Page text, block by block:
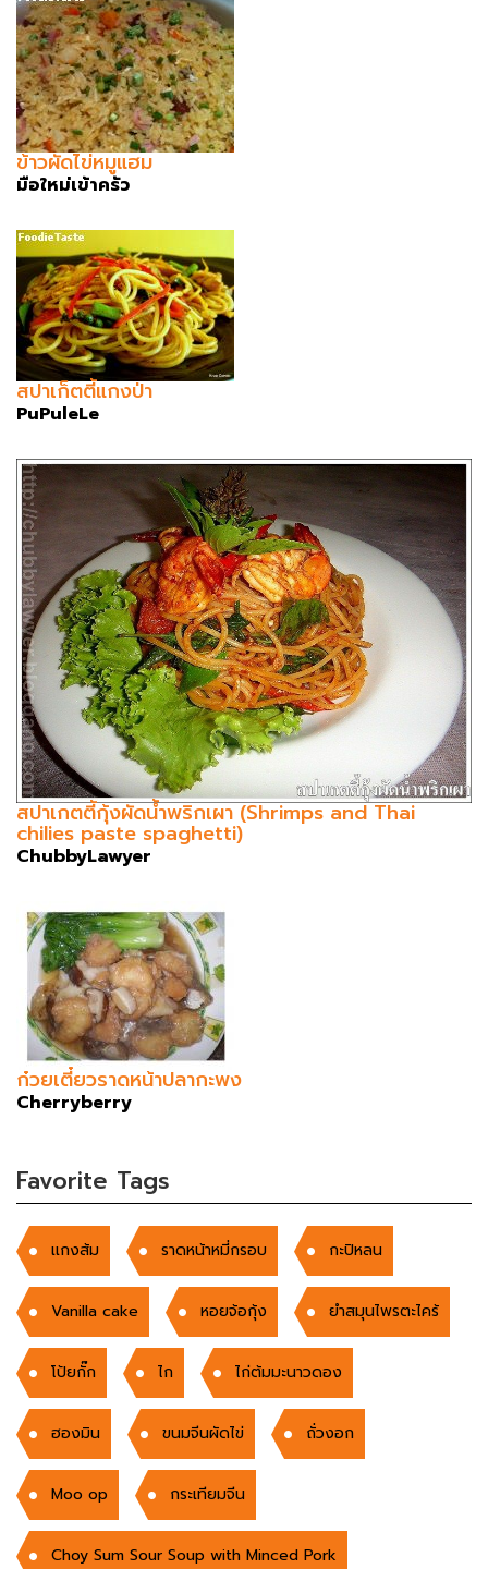
ข้าวผัดไข่หมูแฮม
มือใหม่เข้าครัว
สปาเก็ตตี้แกงป่า
PuPuleLe
สปาเกตตี้กุ้งผัดน้ำพริกเผา (Shrimps and Thai
chilies paste spaghetti)
ChubbyLawyer
ก๋วยเตี๋ยวราดหน้าปลากะพง
Cherryberry
Favorite Tags
เเกงส้ม ราดหน้าหมี่กรอบ กะปิหลน
Vanilla cake หอยจ้อกุ้ง ยำสมุนไพรตะไคร้
โป้ยกั๊ก ไก ไก่ต้มมะนาวดอง
ฮองมิน ขนมจีนผัดไข่ ถั่วงอก
Moo op กระเทียมจีน
Choy Sum Sour Soup with Minced Pork